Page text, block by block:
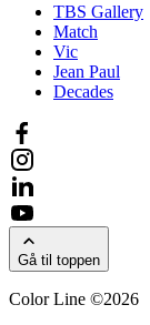
TBS Gallery
Match
Vic
Jean Paul
Decades
Gå til toppen
Color Line ©2026